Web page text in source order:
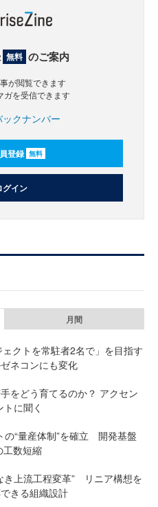
無料 のご案内
が閲覧できます
ガを受信できます
ックナンバー
登録 無料
グイン
月間
クトを常駐者2名で」を目指す
ネコンにも変化
をどう育てるのか？ アクセン
に聞く
の“量産体制”を確立 開発基盤
工数短縮
き上流工程変革” リニア構想を
きる組織設計